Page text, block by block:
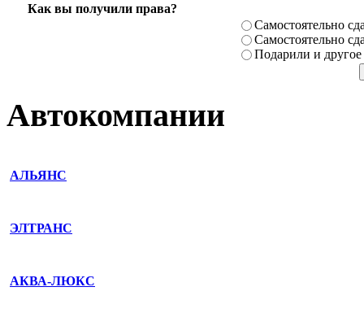
Как вы получили права?
Самостоя­тельно
Самостоя­тельно
Подарили­ и другое
Автокомпании
АЛЬЯНС
ЭЛТРАНС
АКВА-ЛЮКС